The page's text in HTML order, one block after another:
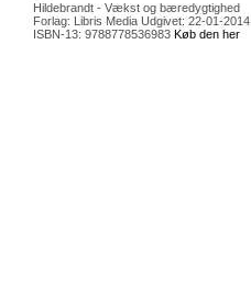
Hildebrandt - Vækst og bæredygtighed
Forlag: Libris Media Udgivet: 22-01-2014
ISBN-13: 9788778536983 Køb den her